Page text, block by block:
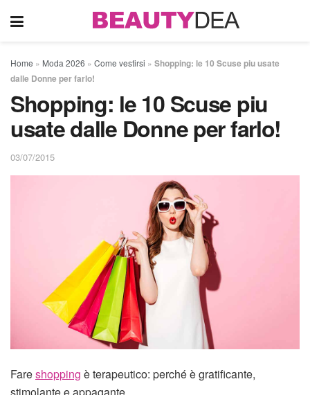
Home » Moda 2026 » Come vestirsi » Shopping: le 10 Scuse piu usate
dalle Donne per farlo!
Shopping: le 10 Scuse piu
usate dalle Donne per farlo!
03/07/2015
Fareshopping è terapeutico: perché è gratificante,
stimolante e appagante.